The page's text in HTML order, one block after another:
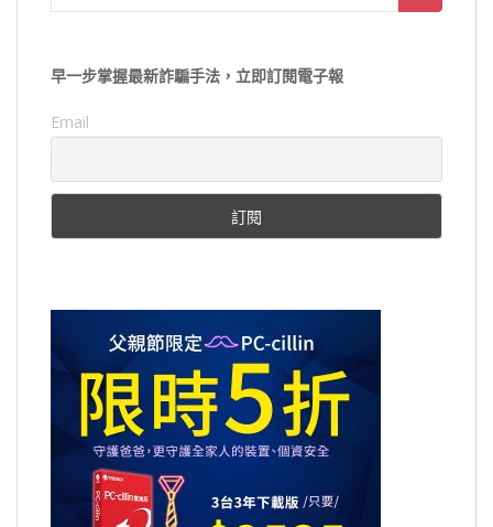
早一步掌握最新詐騙手法，立即訂閱電子報
Email